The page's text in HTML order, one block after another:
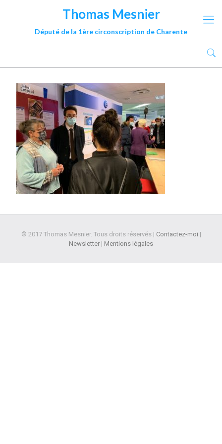
Thomas Mesnier
Député de la 1ère circonscription de Charente
© 2017 Thomas Mesnier. Tous droits réservés | Contactez-moi |
Newsletter | Mentions légales